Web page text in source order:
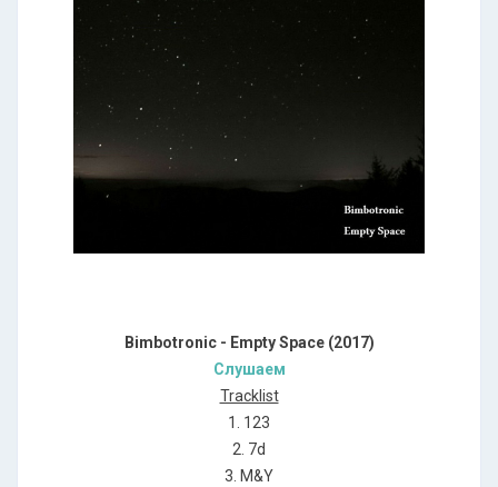
Bimbotronic - Empty Space (2017)
Слушаем
Tracklist
1. 123
2. 7d
3. M&Y